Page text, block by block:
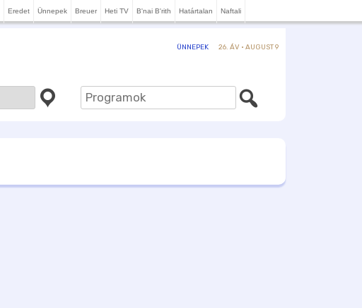
Eredet Ünnepek Breuer Heti TV B'nai B'rith Határtalan Naftali
ÜNNEPEK 26. ÁV · AUGUST 9